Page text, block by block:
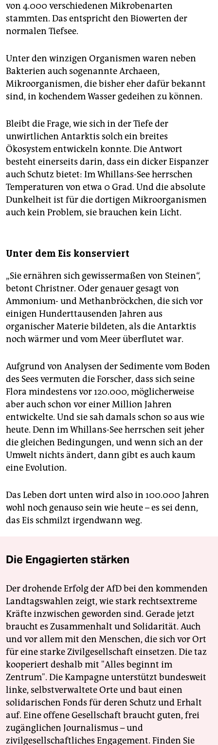
von 4.000 verschiedenen Mikrobenarten
stammten. Das entspricht den Biowerten der
normalen Tiefsee.
Unter den winzigen Organismen waren neben
Bakterien auch sogenannte Archaeen,
Mikroorganismen, die bisher eher dafür bekannt
sind, in kochendem Wasser gedeihen zu können.
Bleibt die Frage, wie sich in der Tiefe der
unwirtlichen Antarktis solch ein breites
Ökosystem entwickeln konnte. Die Antwort
besteht einerseits darin, dass ein dicker Eispanzer
auch Schutz bietet: Im Whillans-See herrschen
Temperaturen von etwa 0 Grad. Und die absolute
Dunkelheit ist für die dortigen Mikroorganismen
auch kein Problem, sie brauchen kein Licht.
Unter dem Eis konserviert
„Sie ernähren sich gewissermaßen von Steinen“,
betont Christner. Oder genauer gesagt von
Ammonium- und Methanbröckchen, die sich vor
einigen Hunderttausenden Jahren aus
organischer Materie bildeten, als die Antarktis
noch wärmer und vom Meer überflutet war.
Aufgrund von Analysen der Sedimente vom Boden
des Sees vermuten die Forscher, dass sich seine
Flora mindestens vor 120.000, möglicherweise
aber auch schon vor einer Million Jahren
entwickelte. Und sie sah damals schon so aus wie
heute. Denn im Whillans-See herrschen seit jeher
die gleichen Bedingungen, und wenn sich an der
Umwelt nichts ändert, dann gibt es auch kaum
eine Evolution.
Das Leben dort unten wird also in 100.000 Jahren
wohl noch genauso sein wie heute – es sei denn,
das Eis schmilzt irgendwann weg.
Die Engagierten stärken
Der drohende Erfolg der AfD bei den kommenden
Landtagswahlen zeigt, wie stark rechtsextreme
Kräfte inzwischen geworden sind. Gerade jetzt
braucht es Zusammenhalt und Solidarität. Auch
und vor allem mit den Menschen, die sich vor Ort
für eine starke Zivilgesellschaft einsetzen. Die taz
kooperiert deshalb mit "Alles beginnt im
Zentrum". Die Kampagne unterstützt bundesweit
linke, selbstverwaltete Orte und baut einen
solidarischen Fonds für deren Schutz und Erhalt
auf. Eine offene Gesellschaft braucht guten, frei
zugänglichen Journalismus – und
zivilgesellschaftliches Engagement. Finden Sie